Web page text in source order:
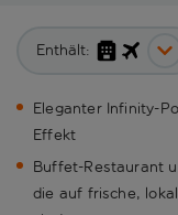
Enthält:
Eleganter Infinity-
Effekt
Buffet-Restaurant
die auf frische,